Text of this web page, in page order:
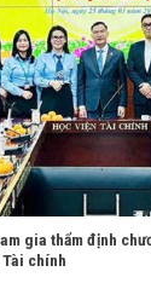
gia thẩm định
chính